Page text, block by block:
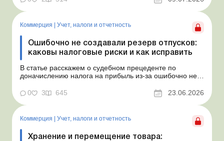
арендует у физлица автомобиль с 15.07.2026.
Согласно условиям договора арендная плата
составляет 4 000 грн в месяц. Возн...
Коммерция Учет, налоги и отчетность
Ошибочно не создавали резерв отпусков:
каковы налоговые риски и как исправить
В статье расскажем о судебном прецеденте по
доначислению налога на прибыль из-за ошибочно не
рекомендации, как минимизировать налоговые риски.
Проблемные расходы: налоговые риски и судебная
практика Понимаем ваши волнения в связи с
ошибочным несоздан...
0 3 645 23.06.2026
Коммерция Учет, налоги и отчетность
Хранение и перемещение товара: